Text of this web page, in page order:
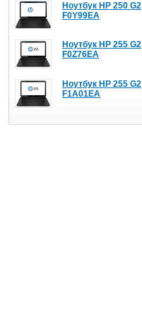
Ноутбук HP 250 G2
F0Y99EA
Ноутбук HP 255 G2
F0Z76EA
Ноутбук HP 255 G2
F1A01EA